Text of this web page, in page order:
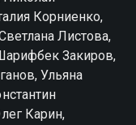
Корниенко,
Листова,
Закиров,
Ульяна
Карин,